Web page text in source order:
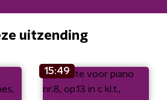
uitzending
15:49